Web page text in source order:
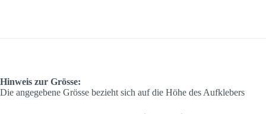
Hinweis zur Grösse:
Die angegebene Grösse bezieht sich auf die Höhe des Aufklebers